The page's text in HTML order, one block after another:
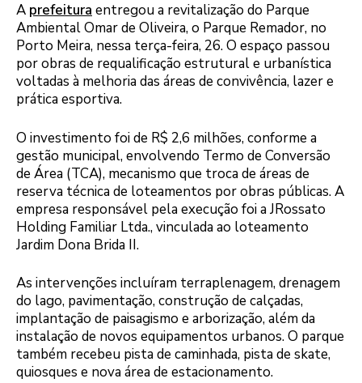
A prefeitura entregou a revitalização do Parque
Ambiental Omar de Oliveira, o Parque Remador, no
Porto Meira, nessa terça-feira, 26. O espaço passou
por obras de requalificação estrutural e urbanística
voltadas à melhoria das áreas de convivência, lazer e
prática esportiva.
O investimento foi de R$ 2,6 milhões, conforme a
gestão municipal, envolvendo Termo de Conversão
de Área (TCA), mecanismo que troca de áreas de
reserva técnica de loteamentos por obras públicas. A
empresa responsável pela execução foi a JRossato
Holding Familiar Ltda., vinculada ao loteamento
Jardim Dona Brida II.
As intervenções incluíram terraplenagem, drenagem
do lago, pavimentação, construção de calçadas,
implantação de paisagismo e arborização, além da
instalação de novos equipamentos urbanos. O parque
também recebeu pista de caminhada, pista de skate,
quiosques e nova área de estacionamento.